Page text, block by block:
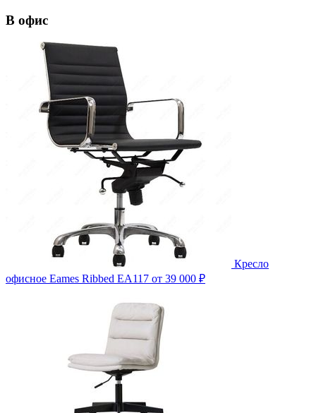
В офис
Кресло
офисное Eames Ribbed EA117 от 39 000 ₽